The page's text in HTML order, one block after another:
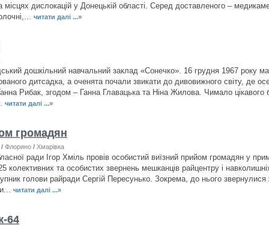
місцях дислокацій у Донецькій області. Серед доставленого –
читати далі ...»
дошкільний навчальний заклад «Сонечко». 16 грудня 1967 року
дитсадка, а оченята почали звикати до дивовижного світу, де
Рибак, згодом – Ганна Главацька та Ніна Жилова. Чимало цікавого
читати далі ...»
громадян
/ Флорино / Хмарівка
ради Ігор Хміль провів особистий виїзний прийом громадян у
колективних та особистих звернень мешканців райцентру і
голови райради Сергій Пересунько. Зокрема, до нього
читати далі ...»
64